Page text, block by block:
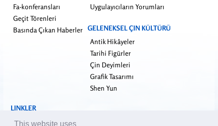
Fa-konferansları
Geçit Törenleri
Basında Çıkan Haberler
Uygulayıcıların Yorumları
GELENEKSEL ÇIN KÜLTÜRÜ
Antik Hikâyeler
Tarihi Figürler
Çin Deyimleri
Grafik Tasarımı
Shen Yun
LINKLER
falundafa.org
This website uses